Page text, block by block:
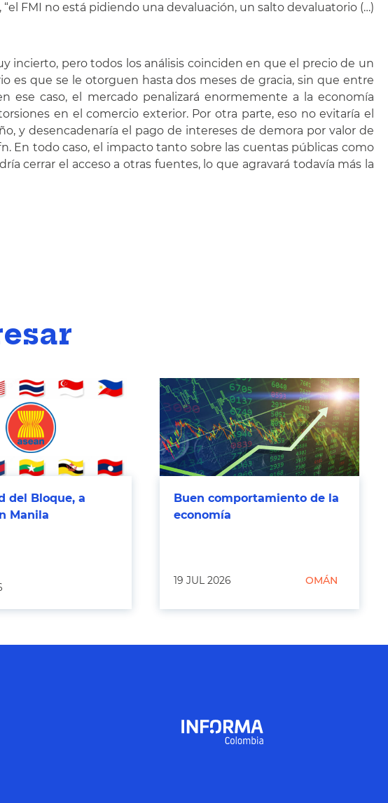
FMI no está pidiendo una devaluación, un salto devaluatorio (…)
incierto, pero todos los análisis coinciden en que el precio de un
es que se le otorguen hasta dos meses de gracia, sin que entre
caso, el mercado penalizará enormemente a la economía
en el comercio exterior. Por otra parte, eso no evitaría el
y desencadenaría el pago de intereses de demora por valor de
En todo caso, el impacto tanto sobre las cuentas públicas como
cerrar el acceso a otras fuentes, lo que agravará todavía más la
del Bloque, a
Manila
Buen comportamiento de la
economía
19 JUL 2026 OMÁN